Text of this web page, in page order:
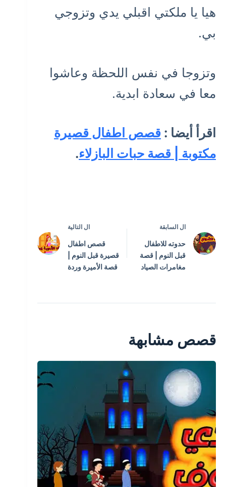
هيا يا ملكتي اقبلي يدي وتزوجي
بي.
وتزوجا في نفس اللحظة وعاشوا
معا في سعادة ابدية.
اقرأ أيضا : قصص اطفال قصيرة
مكتوبة | قصة حبات البازلاء.
ال السابقة
حدوته للاطفال
قبل النوم | قصة
مغامرات الصياد
ال التالية
قصص اطفال
قصيرة قبل النوم |
قصة الأميرة وردة
قصص مشابهة